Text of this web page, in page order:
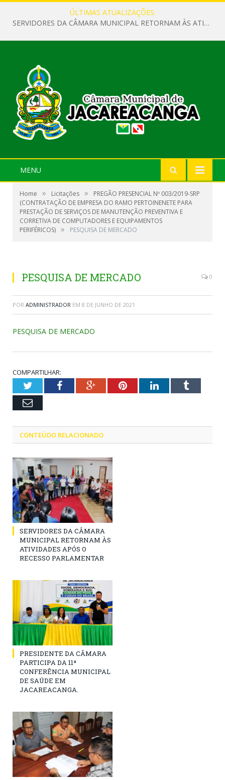
ÚLTIMAS ATUALIZAÇÕES:
SERVIDORES DA CÂMARA MUNICIPAL RETORNAM ÀS ATIVIDADES APÓS O RECESSO PARLAMENTAR
MENU
Home » Licitações »
PREGÃO PRESENCIAL Nº 003/2019-SRP
(CONTRATAÇÃO DE EMPRESA DO RAMO PERTOINENETE PARA
PRESTAÇÃO DE SERVIÇOS DE MANUTENÇÃO PREVENTIVA E
CORRETIVA DE COMPUTADORES E EQUIPAMENTOS
PERIFÉRICOS) » PESQUISA DE MERCADO
PESQUISA DE MERCADO 0
POR ADMINISTRADOR EM 8 DE JUNHO DE 2021
PESQUISA DE MERCADO
COMPARTILHAR:
TwitterFacebookGoogle+PinterestLinkedInTumblr
Email
CONTEÚDO RELACIONADO
SERVIDORES DA CÂMARA
MUNICIPAL RETORNAM ÀS
ATIVIDADES APÓS O
RECESSO PARLAMENTAR
PRESIDENTE DA CÂMARA
PARTICIPA DA 11ª
CONFERÊNCIA MUNICIPAL
DE SAÚDE EM
JACAREACANGA.